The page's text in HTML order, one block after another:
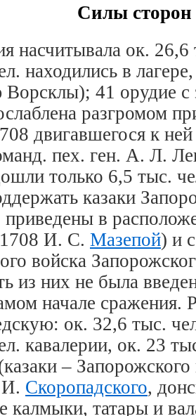
Силы сторон
на­счи­ты­ва­ла ок. 26,6
на­хо­ди­лись в
41 ору­дие с
раз­гро­мом
дви­гав­ше­го­ся к
пех. ген. А. Л.
толь­ко 6,5 тыс.
ка­за­ки
при­ве­де­ны в
И. С. Ма­зе­пой) и
вой­ска
из них не бы­ла
на­ча­ле сра­же­ния.
ок. 32,6 тыс.
ка­ва­ле­рии, ок. 23
–
И. Ско­ро­пад­ско­го,
кал­мы­ки, та­та­ры и